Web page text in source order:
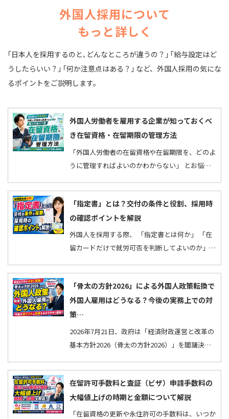
外国人採用について
もっと詳しく
｢日本人を採用するのと､どんなところが違うの？｣ ｢給与設定はど
うしたらいい？｣ ｢何か注意点はある？｣ など、 外国人採用の気にな
るポイントをご説明します。
外国人労働者を雇用する企業が知っておくべ
き在留資格・在留期限の管理方法
「外国人労働者の在留資格や在留期限を、どのよ
うに管理すればよいのかわからない」 とお悩み
る業務の…
「指定書」とは？交付の条件と役割、採用時
の確認ポイントを解説
外国人を採用する際、 「指定書とは何か」 「在
留カードだけで就労可否を判断してよいのか」
人に認め…
「骨太の方針2026」による外国人政策転換で
外国人雇用はどうなる？今後の実務上での対
策…
2026年7月21日、政府は「経済財政運営と改革の
基本方針2026（骨太の方針2026）」を閣議決定
の中長期的…
在留許可手数料と査証（ビザ）申請手数料の
大幅値上げの時期と金額について解説
「在留資格の更新や永住許可の手数料は、いつか